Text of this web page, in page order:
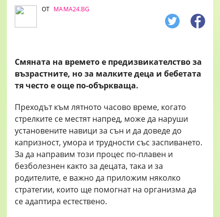
ОТ MAMA24.BG
Смяната на времето е предизвикателство за
възрастните, но за малките деца и бебетата
тя често е още по-объркваща.
Преходът към лятното часово време, когато
стрелките се местят напред, може да наруши
установените навици за сън и да доведе до
капризност, умора и трудности със заспиването.
За да направим този процес по-плавен и
безболезнен както за децата, така и за
родителите, е важно да приложим няколко
стратегии, които ще помогнат на организма да
се адаптира естествено.